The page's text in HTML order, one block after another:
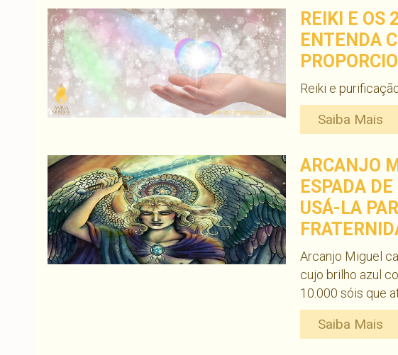
REIKI E OS
ENTENDA
Reiki e
Saiba Mais
ARCANJO
ESPADA
USÁ-LA
Arcanjo Miguel
cujo brilho azul
10.000 sóis que
Saiba Mais